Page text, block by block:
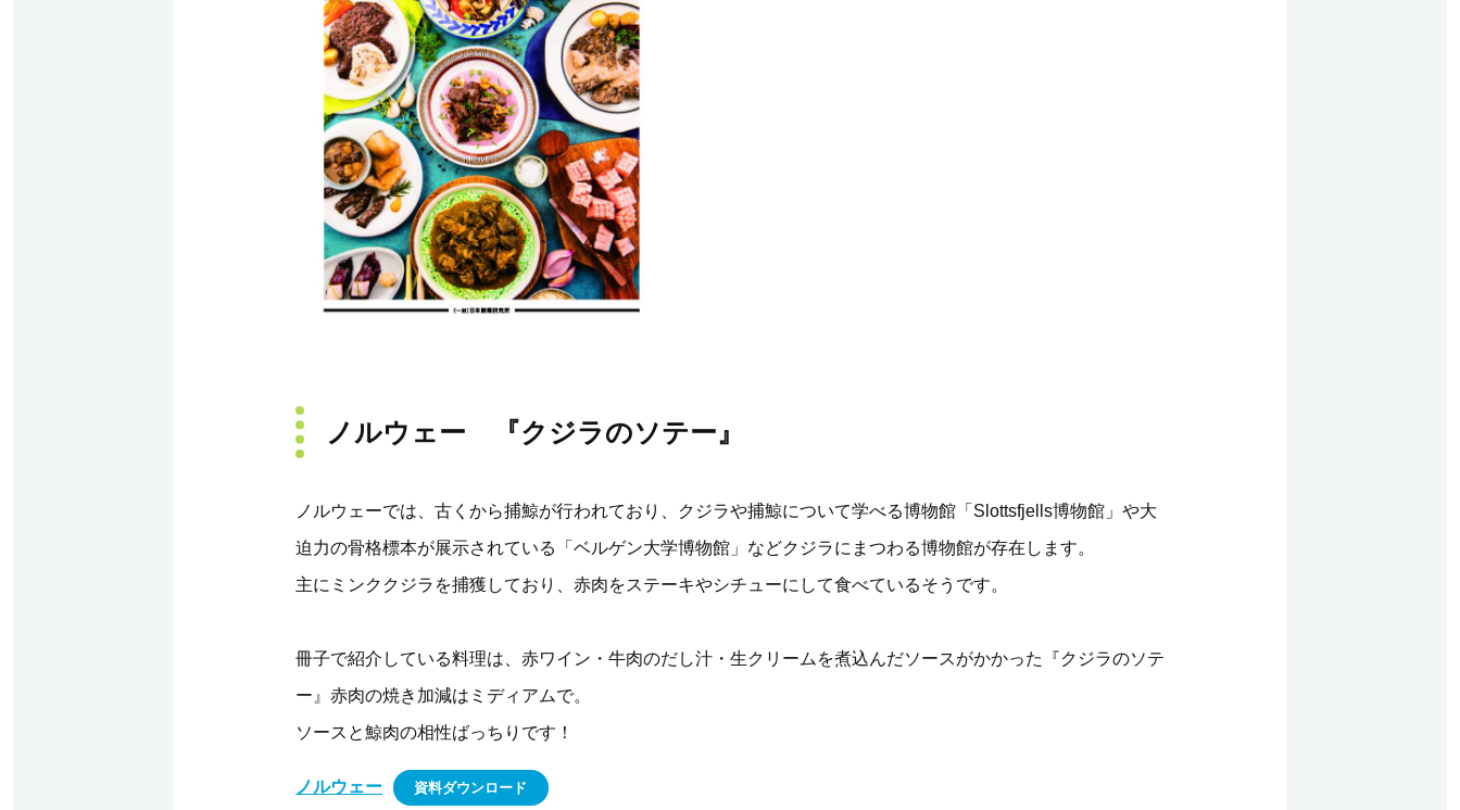
ノルウェー 『クジラのソテー』
ノルウェーでは、古くから捕鯨が行われており、クジラや捕鯨について学べる博物館「Slottsfjells博物館」や大
迫力の骨格標本が展示されている「ベルゲン大学博物館」などクジラにまつわる博物館が存在します。
主にミンククジラを捕獲しており、赤肉をステーキやシチューにして食べているそうです。
冊子で紹介している料理は、赤ワイン・牛肉のだし汁・生クリームを煮込んだソースがかかった『クジラのソテ
ー』赤肉の焼き加減はミディアムで。
ソースと鯨肉の相性ばっちりです！
ノルウェー 資料ダウンロード